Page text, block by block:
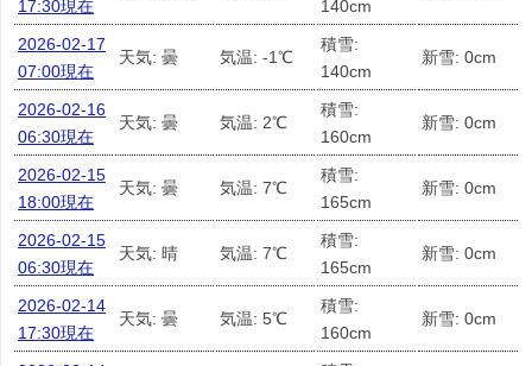
17:30現在
140cm
2026-02-17
07:00現在
天気: 曇 気温: -1℃
積雪:
140cm
新雪: 0cm
2026-02-16
06:30現在
天気: 曇 気温: 2℃
積雪:
160cm
新雪: 0cm
2026-02-15
18:00現在
天気: 曇 気温: 7℃
積雪:
165cm
新雪: 0cm
2026-02-15
06:30現在
天気: 晴 気温: 7℃
積雪:
165cm
新雪: 0cm
2026-02-14
17:30現在
天気: 曇 気温: 5℃
積雪:
160cm
新雪: 0cm